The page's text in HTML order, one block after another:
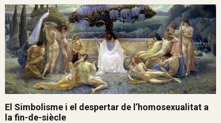
El Simbolisme i el despertar de l’homosexualitat a
la fin-de-siècle